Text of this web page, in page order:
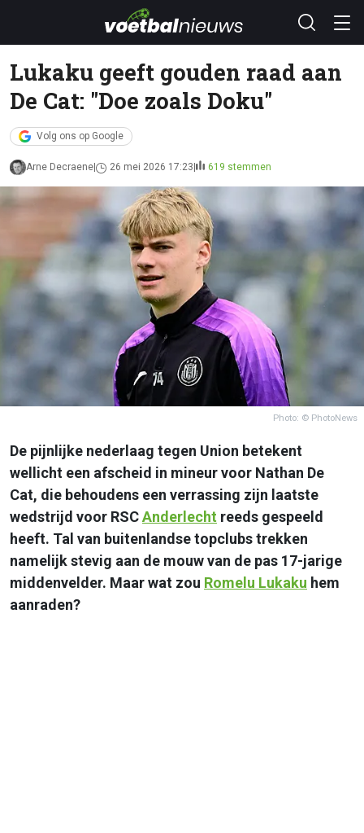
Lukaku geeft gouden raad aan
De Cat: "Doe zoals Doku"
Volg ons op Google
Arne Decraene 26 mei 2026 17:23 619 stemmen
Photo: © PhotoNews
De pijnlijke nederlaag tegen Union betekent
wellicht een afscheid in mineur voor Nathan De
Cat, die behoudens een verrassing zijn laatste
wedstrijd voor RSCAnderlecht reeds gespeeld
heeft. Tal van buitenlandse topclubs trekken
namelijk stevig aan de mouw van de pas 17-jarige
middenvelder. Maar wat zou Romelu Lukaku hem
aanraden?